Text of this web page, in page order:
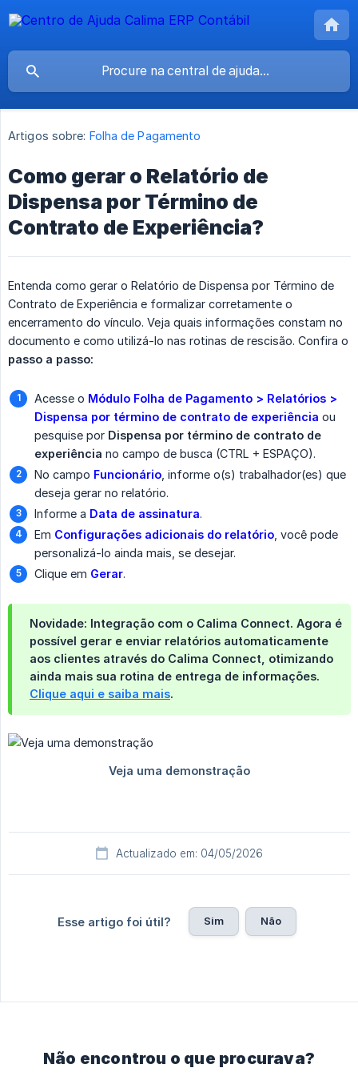
Artigos sobre: Folha de Pagamento
Como gerar o Relatório de
Dispensa por Término de
Contrato de Experiência?
Entenda como gerar o Relatório de Dispensa por Término de
Contrato de Experiência e formalizar corretamente o
encerramento do vínculo. Veja quais informações constam no
documento e como utilizá-lo nas rotinas de rescisão. Confira o
passo a passo:
Acesse o Módulo Folha de Pagamento > Relatórios >
Dispensa por término de contrato de experiência ou
pesquise por Dispensa por término de contrato de
experiência no campo de busca (CTRL + ESPAÇO).
No campo Funcionário , informe o(s) trabalhador(es) que
deseja gerar no relatório.
Informe a Data de assinatura.
Em Configurações adicionais do relatório , você pode
personalizá-lo ainda mais, se desejar.
Clique em Gerar.
Novidade: Integração com o Calima Connect. Agora é
possível gerar e enviar relatórios automaticamente
aos clientes através do Calima Connect , otimizando
ainda mais sua rotina de entrega de informações.
Clique aqui e saiba mais.
Actualizado em: 04/05/2026
Esse artigo foi útil? Sim Não
Não encontrou o que procurava?